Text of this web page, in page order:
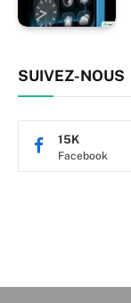
SUIVEZ-NOUS
Facebook
15K